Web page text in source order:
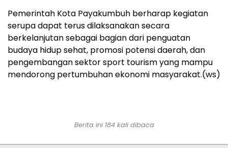
Pemerintah Kota Payakumbuh berharap kegiatan
serupa dapat terus dilaksanakan secara
berkelanjutan sebagai bagian dari penguatan
budaya hidup sehat, promosi potensi daerah, dan
pengembangan sektor sport tourism yang mampu
mendorong pertumbuhan ekonomi masyarakat.(ws)
Berita ini 184 kali dibaca